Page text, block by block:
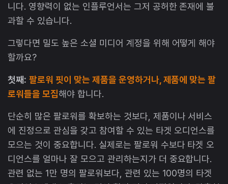
니다. 영향력이 없는 인플루언서는 그저 공허한 존재에 불
과할 수 있습니다.
그렇다면 밀도 높은 소셜 미디어 계정을 위해 어떻게 해야
할까요?
첫째: 팔로워 핏이 맞는 제품을 운영하거나, 제품에 맞는 팔
로워들을 모집해야 합니다.
단순히 많은 팔로워를 확보하는 것보다, 제품이나 서비스
에 진정으로 관심을 갖고 참여할 수 있는 타겟 오디언스를
모으는 것이 중요합니다. 실제로는 팔로워 수보다 타겟 오
디언스를 얼마나 잘 모으고 관리하는지가 더 중요합니다.
관련 없는 1만 명의 팔로워보다, 관련 있는 100명의 타겟